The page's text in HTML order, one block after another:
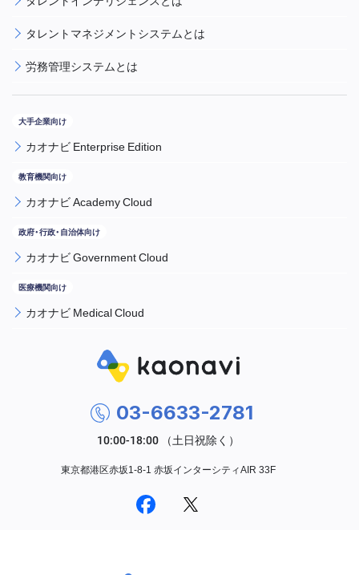
タレントマネジメントシステムとは
労務管理システムとは
カオナビ Enterprise Edition
カオナビ Academy Cloud
カオナビ Government Cloud
カオナビ Medical Cloud
03-6633-2781
東京都港区赤坂1-8-1 赤坂インターシティAIR 33F